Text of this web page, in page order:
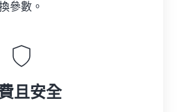
參數。
且安全